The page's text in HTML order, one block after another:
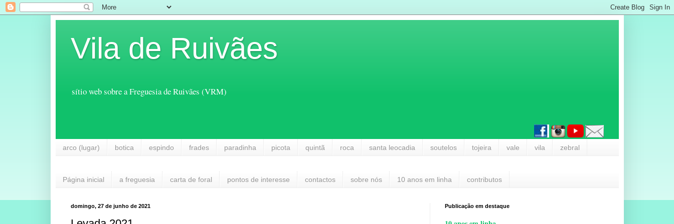
Vila de Ruivães
sítio web sobre a Freguesia de Ruivães (VRM)
arco (lugar) botica espindo frades paradinha picota quintã roca santa leocadia soutelos tojeira vale vila zebral
Página inicial a freguesia carta de foral pontos de interesse contactos sobre nós 10 anos em linha contributos
domingo, 27 de junho de 2021 Publicação em destaque